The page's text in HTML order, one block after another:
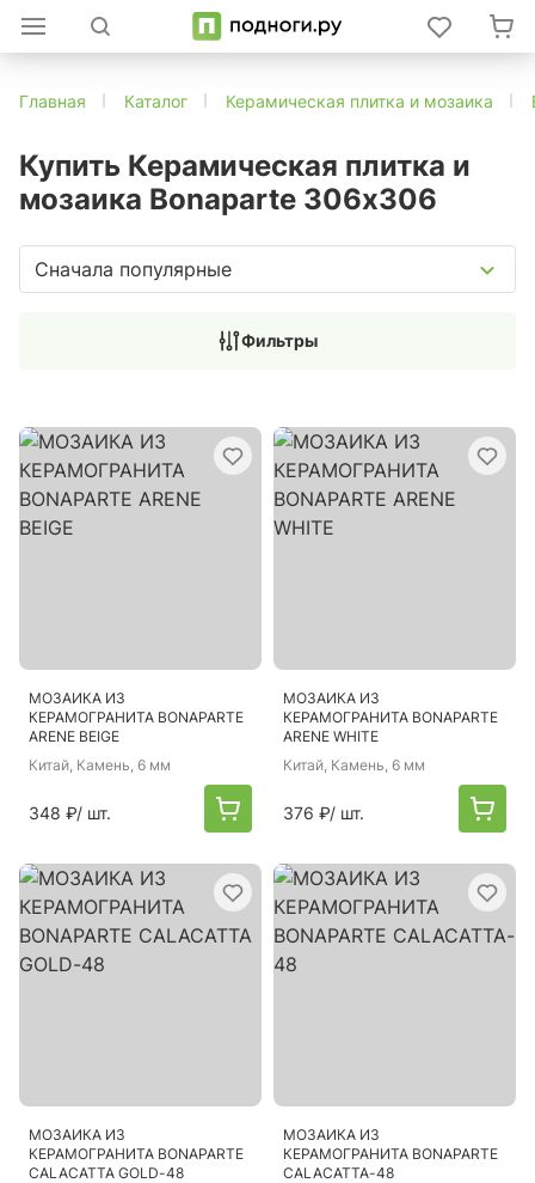
Главная Каталог Керамическая плитка и мозаика
Купить Керамическая плитка и
мозаика Bonaparte 306х306
Сначала популярные
Фильтры
МОЗАИКА ИЗ
КЕРАМОГРАНИТА BONAPARTE
ARENE BEIGE
Китай, Камень, 6 мм
348 ₽/ шт.
МОЗАИКА ИЗ
КЕРАМОГРАНИТА BONAPARTE
ARENE WHITE
Китай, Камень, 6 мм
376 ₽/ шт.
МОЗАИКА ИЗ
КЕРАМОГРАНИТА BONAPARTE
CALACATTA GOLD-48
МОЗАИКА ИЗ
КЕРАМОГРАНИТА BONAPARTE
CALACATTA-48